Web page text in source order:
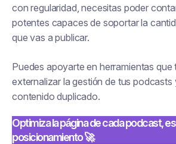
con regularidad, necesitas poder
potentes capaces de soportar la
que vas a publicar.
Puedes apoyarte en herramientas que
externalizar la gestión de tus podcasts
contenido duplicado.
Optimiza la página de cada podcast,
posicionamiento 🚀